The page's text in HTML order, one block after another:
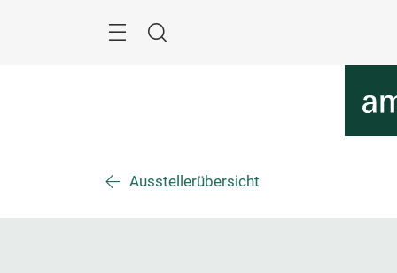
Suche
Ausstellerübersicht